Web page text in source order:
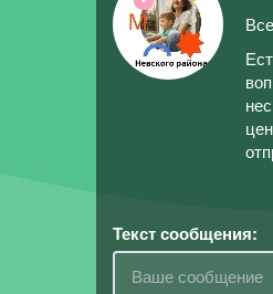
Текст сообщения: